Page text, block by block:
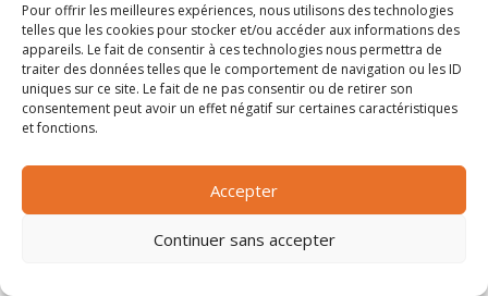
Pour offrir les meilleures expériences, nous utilisons des technologies
telles que les cookies pour stocker et/ou accéder aux informations des
appareils. Le fait de consentir à ces technologies nous permettra de
traiter des données telles que le comportement de navigation ou les ID
uniques sur ce site. Le fait de ne pas consentir ou de retirer son
consentement peut avoir un effet négatif sur certaines caractéristiques
et fonctions.
Accepter
Continuer sans accepter
Orne 61
Ouvrages d’art
Paramédical, compléments alimentaires
Paris 75